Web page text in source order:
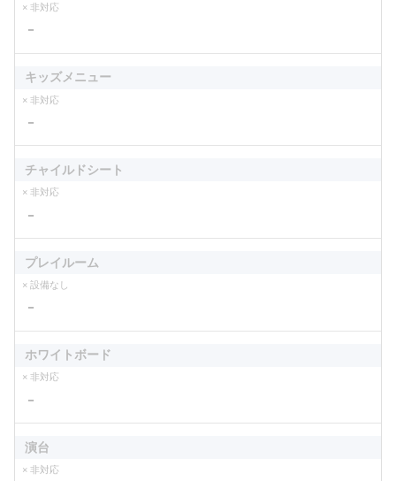
× 非対応
－
キッズメニュー
× 非対応
－
チャイルドシート
× 非対応
－
プレイルーム
× 設備なし
－
ホワイトボード
× 非対応
－
演台
× 非対応